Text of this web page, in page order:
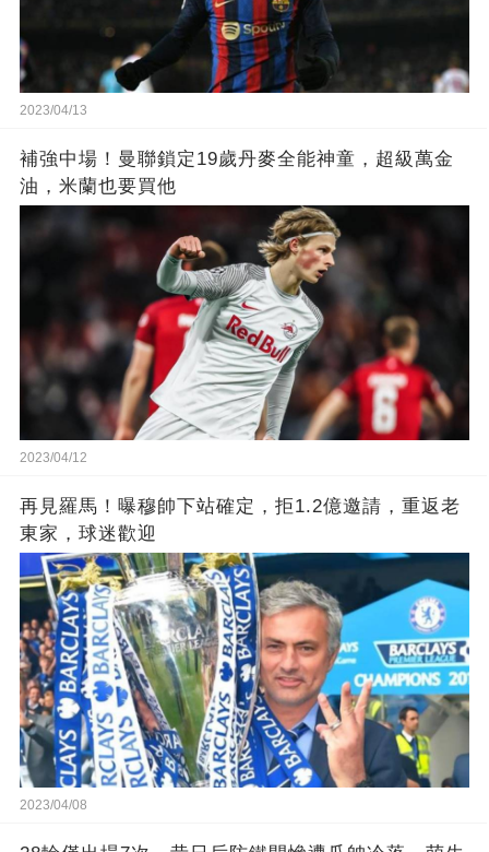
2023/04/13
補強中場！曼聯鎖定19歲丹麥全能神童，超級萬金
油，米蘭也要買他
2023/04/12
再見羅馬！曝穆帥下站確定，拒1.2億邀請，重返老
東家，球迷歡迎
2023/04/08